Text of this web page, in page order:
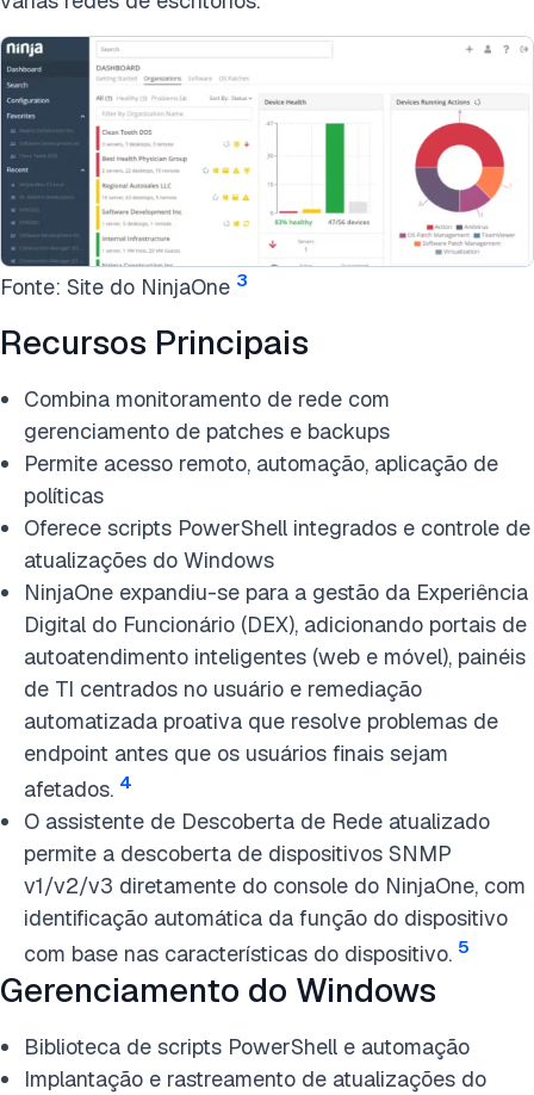
Fonte: Site do NinjaOne 3
Recursos Principais
Combina monitoramento de rede com
gerenciamento de patches e backups
Permite acesso remoto, automação, aplicação de
políticas
Oferece scripts PowerShell integrados e controle de
atualizações do Windows
NinjaOne expandiu-se para a gestão da Experiência
Digital do Funcionário (DEX), adicionando portais de
autoatendimento inteligentes (web e móvel), painéis
de TI centrados no usuário e remediação
automatizada proativa que resolve problemas de
endpoint antes que os usuários finais sejam
afetados. 4
O assistente de Descoberta de Rede atualizado
permite a descoberta de dispositivos SNMP
v1/v2/v3 diretamente do console do NinjaOne, com
identificação automática da função do dispositivo
com base nas características do dispositivo. 5
Gerenciamento do Windows
Biblioteca de scripts PowerShell e automação
Implantação e rastreamento de atualizações do